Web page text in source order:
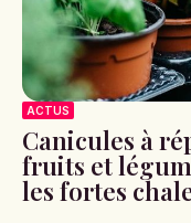
ACTUS
Canicules à
fruits et
les fortes